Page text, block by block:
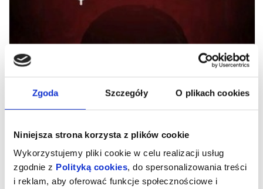
Zgoda Szczegóły O plikach cookies
Niniejsza strona korzysta z plików cookie
Wykorzystujemy pliki cookie w celu realizacji usług
zgodnie z Polityką cookies, do spersonalizowania treści
i reklam, aby oferować funkcje społecznościowe i